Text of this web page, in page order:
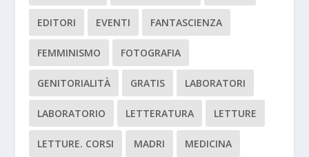
EDITORI EVENTI FANTASCIENZA
FEMMINISMO FOTOGRAFIA
GENITORIALITÀ GRATIS LABORATORI
LABORATORIO LETTERATURA LETTURE
LETTURE. CORSI MADRI MEDICINA